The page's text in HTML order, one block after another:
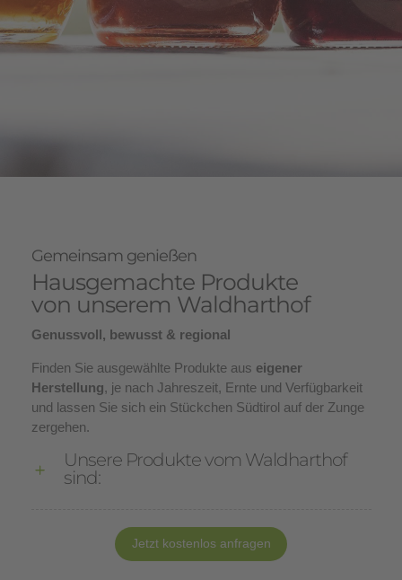
Gemeinsam genießen
Hausgemachte Produkte
von unserem Waldharthof
Genussvoll, bewusst & regional
Finden Sie ausgewählte Produkte aus eigener
Herstellung, je nach Jahreszeit, Ernte und Verfügbarkeit
und lassen Sie sich ein Stückchen Südtirol auf der Zunge
zergehen.
Unsere Produkte vom Waldharthof
sind:
Jetzt kostenlos anfragen